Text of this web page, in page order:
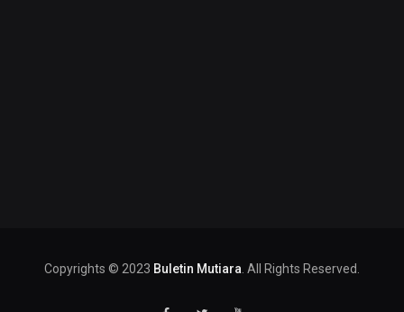
Copyrights © 2023 Buletin Mutiara . All Rights Reserved.